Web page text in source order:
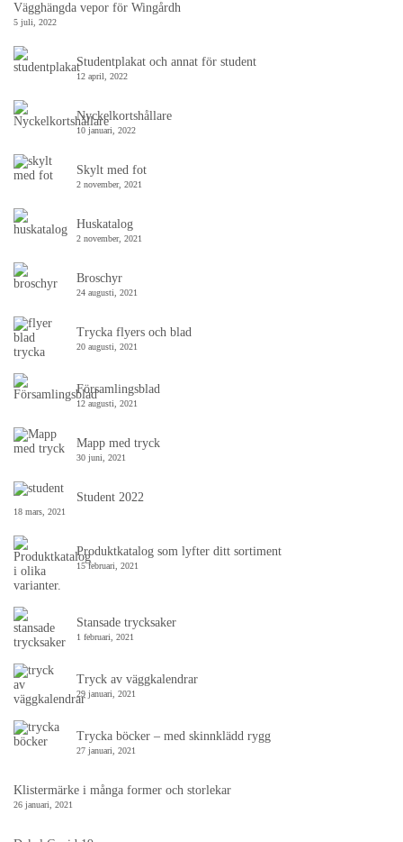
Vägghängda vepor för Wingårdh
5 juli, 2022
Studentplakat och annat för student
12 april, 2022
Nyckelkortshållare
10 januari, 2022
Skylt med fot
2 november, 2021
Huskatalog
2 november, 2021
Broschyr
24 augusti, 2021
Trycka flyers och blad
20 augusti, 2021
Församlingsblad
12 augusti, 2021
Mapp med tryck
30 juni, 2021
Student 2022
18 mars, 2021
Produktkatalog som lyfter ditt sortiment
15 februari, 2021
Stansade trycksaker
1 februari, 2021
Tryck av väggkalendrar
29 januari, 2021
Trycka böcker – med skinnklädd rygg
27 januari, 2021
Klistermärke i många former och storlekar
26 januari, 2021